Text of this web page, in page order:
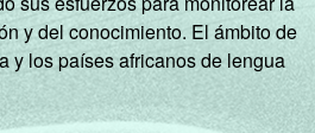
y del conocimiento. El ámbito de
y los países africanos de lengua